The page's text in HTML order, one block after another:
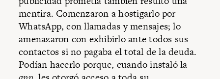
mentira. Comenzaron a hostigarlo por
WhatsApp, con llamadas y mensajes; lo
amenazaron con exhibirlo ante todos sus
contactos si no pagaba el total de la deuda.
Podían hacerlo porque, cuando instaló la